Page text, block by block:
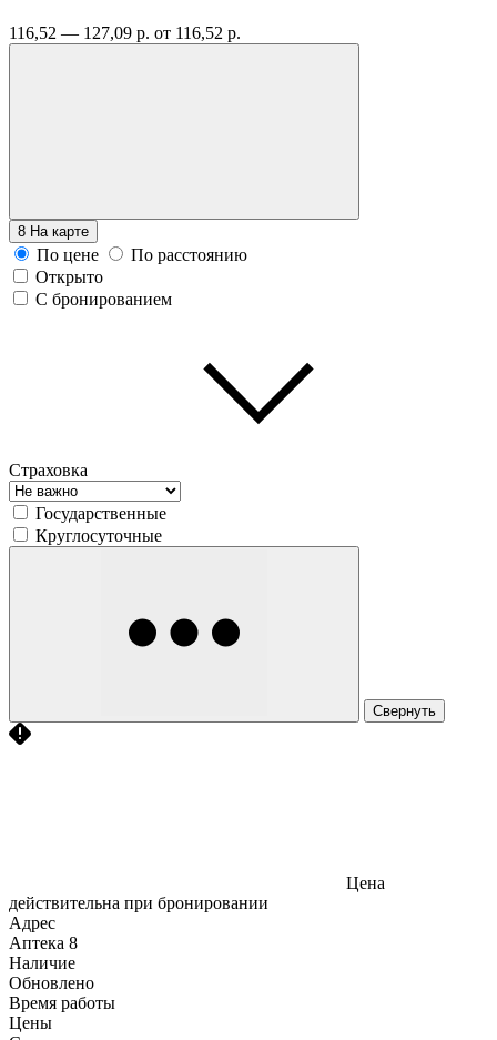
116,52 — 127,09 р. от 116,52 р.
8 На карте
По цене
По расстоянию
Открыто
С бронированием
Страховка
Государственные
Круглосуточные
Свернуть
Цена
действительна при бронировании
Адрес
Аптека 8
Наличие
Обновлено
Время работы
Цены